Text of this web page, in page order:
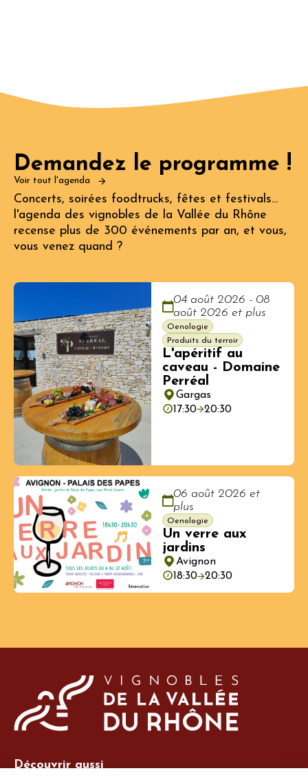
Demandez le programme !
Voir tout l'agenda
Concerts, soirées foodtrucks, fêtes et festivals...
l'agenda des vignobles de la Vallée du Rhône
recense plus de 300 événements par an, et vous,
vous venez quand ?
04 août 2026 - 08
août 2026 et plus
Oenologie
Produits du terroir
L'apéritif au
caveau - Domaine
Perréal
Gargas
17:30
20:30
06 août 2026 et
plus
Oenologie
Un verre aux
jardins
Avignon
18:30
20:30
Découvrir aussi